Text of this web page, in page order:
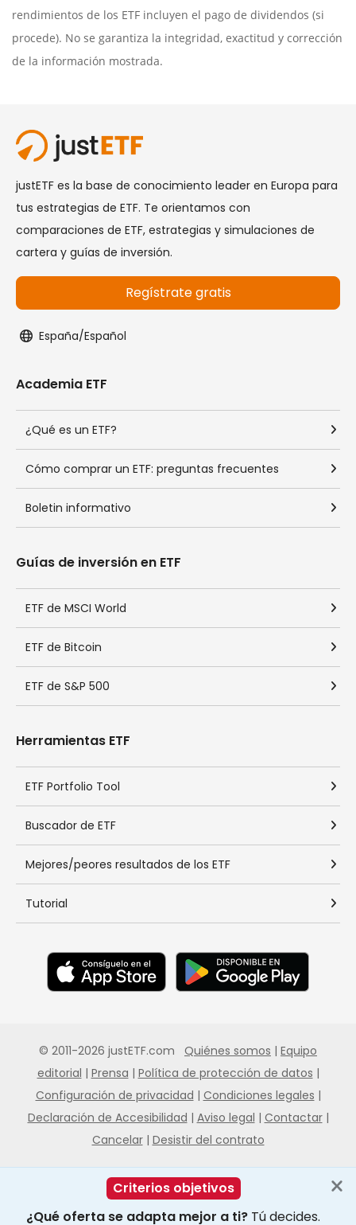
rendimientos de los ETF incluyen el pago de dividendos (si
procede). No se garantiza la integridad, exactitud y corrección
de la información mostrada.